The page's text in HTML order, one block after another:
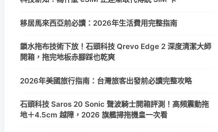
移居馬來西亞前必讀：2026年生活費用完整指南
鎖水拖布技術下放！石頭科技 Qrevo Edge 2 深度清潔大師
開箱，拖完地板赤腳踩也乾爽
2026年美國旅行指南：台灣旅客出發前必讀完整攻略
石頭科技 Saros 20 Sonic 聲波騎士開箱評測！高頻震動拖
地＋4.5cm 越障，2026 旗艦掃拖機皇一次看